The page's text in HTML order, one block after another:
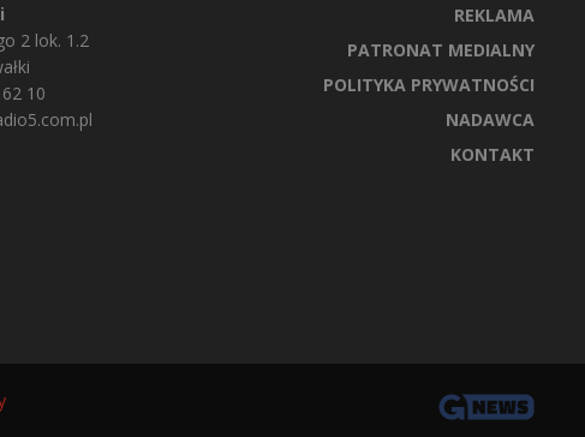
2 lok. 1.2
10
REKLAMA
PATRONAT MEDIALNY
POLITYKA PRYWATNOŚCI
NADAWCA
KONTAKT